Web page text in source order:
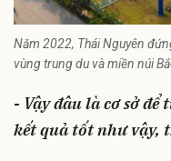
Năm 2022, Thái Nguyên
vùng trung du và miền núi
- Vậy đâu là cơ sở
kết quả tốt như vậy,